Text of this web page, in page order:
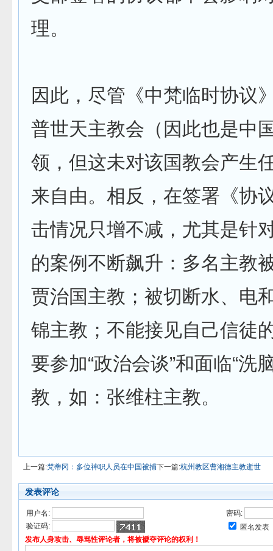
理。
因此，尽管《中梵临时协议
普世天主教会（因此也是中
领，但这未对该国教会产生
来自由。相反，在签署《协
击情况只增不减，尤其是针
的案例不断飙升：多名主教
贾治国主教；被切断水、电
锦主教；不能接见自己信徒
要参加“政治会谈”和面临“洗
教，如：张维柱主教。
上一篇:梵蒂冈：多位神职人员在中国被捕下一篇:杭州教区曹湘德主教逝世
发表评论
用户名:
密码:
验证码:
匿名发表
发布人身攻击、辱骂性评论者，将被褫夺评论的权利！